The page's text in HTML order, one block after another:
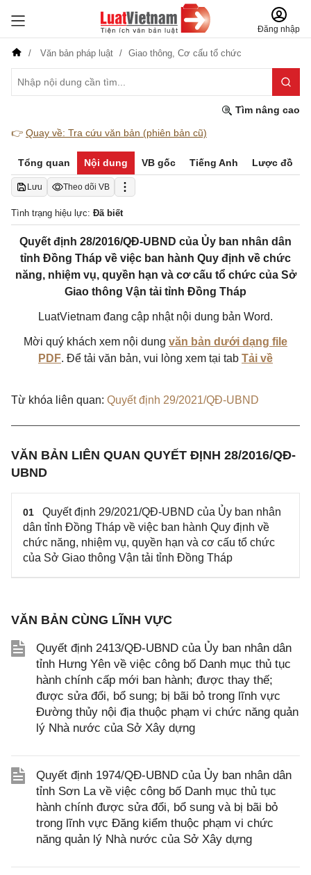
Đăng nhập
Văn bản pháp luật Giao thông, Cơ cấu tổ chức
Tìm nâng cao
👉 Quay về: Tra cứu văn bản (phiên bản cũ)
Tổng quan Nội dung VB gốc Tiếng Anh Lược đồ
Lưu Theo dõi VB
Tình trạng hiệu lực: Đã biết
Quyết định 28/2016/QĐ-UBND của Ủy ban nhân dân
tỉnh Đồng Tháp về việc ban hành Quy định về chức
năng, nhiệm vụ, quyền hạn và cơ cấu tổ chức của Sở
Giao thông Vận tải tỉnh Đồng Tháp
LuatVietnam đang cập nhật nội dung bản Word.
Mời quý khách xem nội dung văn bản dưới dạng file
PDF. Để tải văn bản, vui lòng xem tại tab Tải về
Từ khóa liên quan: Quyết định 29/2021/QĐ-UBND
VĂN BẢN LIÊN QUAN QUYẾT ĐỊNH 28/2016/QĐ-
UBND
01
Quyết định 29/2021/QĐ-UBND của Ủy ban nhân
dân tỉnh Đồng Tháp về việc ban hành Quy định về
chức năng, nhiệm vụ, quyền hạn và cơ cấu tổ chức
của Sở Giao thông Vận tải tỉnh Đồng Tháp
VĂN BẢN CÙNG LĨNH VỰC
Quyết định 2413/QĐ-UBND của Ủy ban nhân dân
tỉnh Hưng Yên về việc công bố Danh mục thủ tục
hành chính cấp mới ban hành; được thay thế;
được sửa đổi, bổ sung; bị bãi bỏ trong lĩnh vực
Đường thủy nội địa thuộc phạm vi chức năng quản
lý Nhà nước của Sở Xây dựng
Quyết định 1974/QĐ-UBND của Ủy ban nhân dân
tỉnh Sơn La về việc công bố Danh mục thủ tục
hành chính được sửa đổi, bổ sung và bị bãi bỏ
trong lĩnh vực Đăng kiểm thuộc phạm vi chức
năng quản lý Nhà nước của Sở Xây dựng